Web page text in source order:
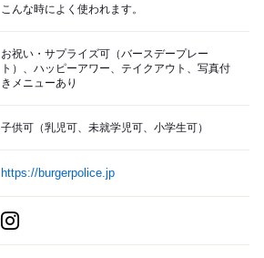
こんな時によく使われます。
お祝い・サプライズ可（バースデープレー
ト）、ハッピーアワー、テイクアウト、写真付
きメニューあり
子供可（乳児可、未就学児可、小学生可）
https://burgerpolice.jp